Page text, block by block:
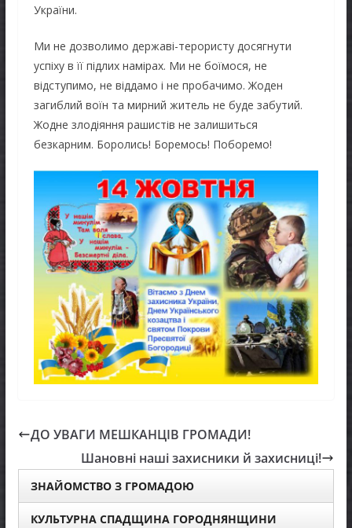
України.
Ми не дозволимо державі-терористу досягнути
успіху в її підлих намірах. Ми не боїмося, не
відступимо, не віддамо і не пробачимо. Жоден
загиблий воїн та мирний житель не буде забутий.
Жодне злодіяння рашистів не залишиться
безкарним. Боролись! Боремось! Поборемо!
ДО УВАГИ МЕШКАНЦІВ ГРОМАДИ!
Шановні наші захисники й захисниці!
ЗНАЙОМСТВО З ГРОМАДОЮ
КУЛЬТУРНА СПАДЩИНА ГОРОДНЯНЩИНИ